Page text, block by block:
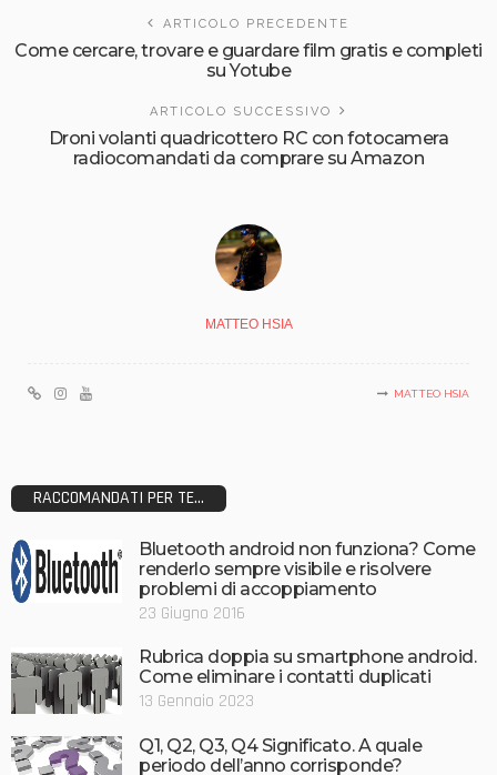
ARTICOLO PRECEDENTE
Come cercare, trovare e guardare film gratis e completi
su Yotube
ARTICOLO SUCCESSIVO
Droni volanti quadricottero RC con fotocamera
radiocomandati da comprare su Amazon
MATTEO HSIA
MATTEO HSIA
RACCOMANDATI PER TE...
Bluetooth android non funziona? Come
renderlo sempre visibile e risolvere
problemi di accoppiamento
23 Giugno 2016
Rubrica doppia su smartphone android.
Come eliminare i contatti duplicati
13 Gennaio 2023
Q1, Q2, Q3, Q4 Significato. A quale
periodo dell’anno corrisponde?